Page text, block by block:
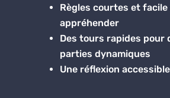
Règles courtes et facile
appréhender
Des tours rapides pour
parties dynamiques
Une réflexion